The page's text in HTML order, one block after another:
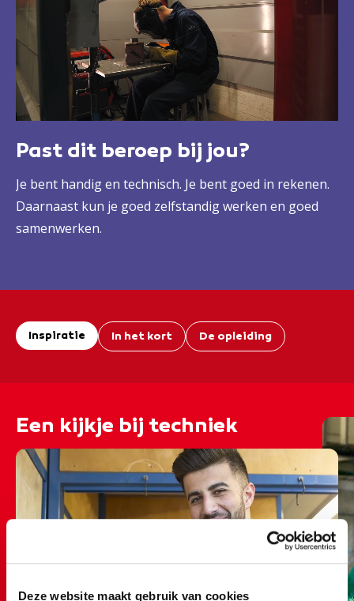
Deze website maakt gebruik van cookies
Past dit beroep bij jou?
Je bent handig en technisch. Je bent goed in rekenen.
Daarnaast kun je goed zelfstandig werken en goed
samenwerken.
Inspiratie In het kort De opleiding
Een kijkje bij techniek